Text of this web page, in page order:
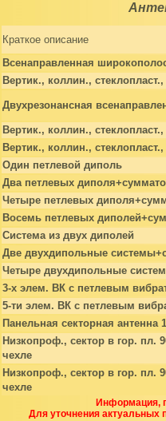
Краткое описание
Всенаправленная
Вертик., коллин.,
Двухрезонансная
Вертик., коллин.,
Вертик., коллин.,
Один петлевой диполь
Два петлевых
Четыре петлевых
Восемь петлевых
Система из двух диполей
Две двухдипольные
Четыре двухдипольные
3-х элем. ВК с петлевым
5-ти элем. ВК с петлевым
Панельная секторная антенна
Низкопроф., сектор в гор. пл.
чехле
Низкопроф., сектор в гор. пл.
чехле
Информация,
Для уточнения актуальных